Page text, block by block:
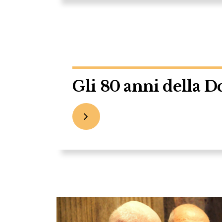
Gli 80 anni della